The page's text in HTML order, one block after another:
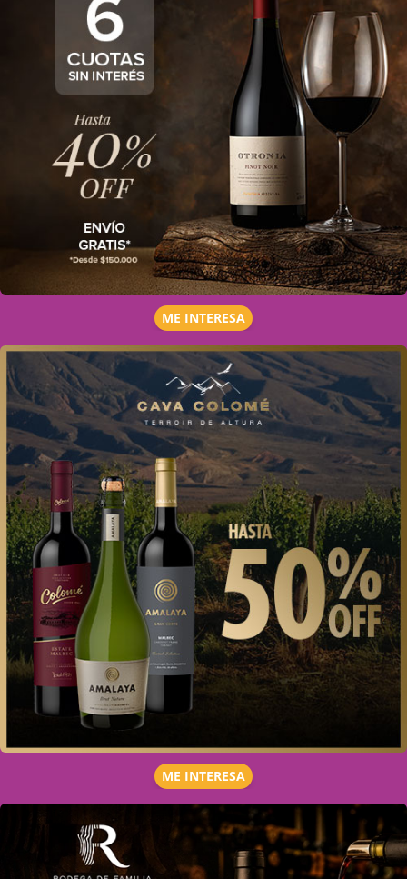
ME INTERESA
ME INTERESA